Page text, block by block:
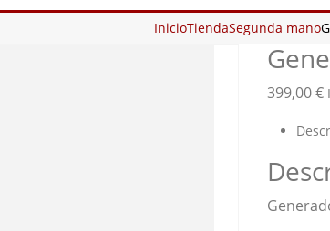
InicioTiendaSegunda mano
399,00€